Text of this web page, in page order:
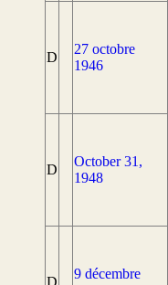
D
27 octobre
1946
D
October 31,
1948
D
9 décembre